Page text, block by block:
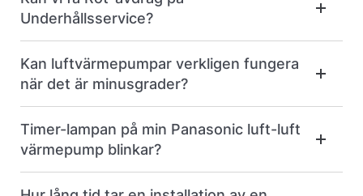
Underhållsservice?
Kan luftvärmepumpar verkligen fungera
när det är minusgrader?
Timer-lampan på min Panasonic luft-luft
värmepump blinkar?